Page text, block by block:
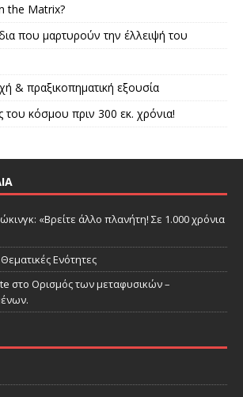
the Matrix?
που μαρτυρούν την έλλειψή του
& πραξικοπηματική εξουσία
του κόσμου πριν 300 εκ. χρόνια!
«Βρείτε άλλο πλανήτη! Σε 1.000 χρόνια
Θεματικές Ενότητες
στο Ορισμός των μεταφυσικών –